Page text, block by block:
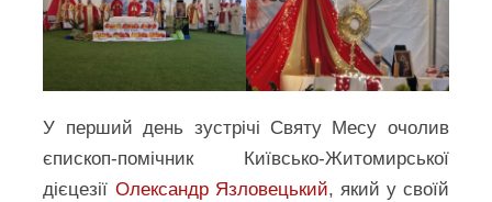
У перший день зустрічі Святу Месу очолив
єпископ-помічник Київсько-Житомирської
дієцезії Олександр Язловецький, який у своїй